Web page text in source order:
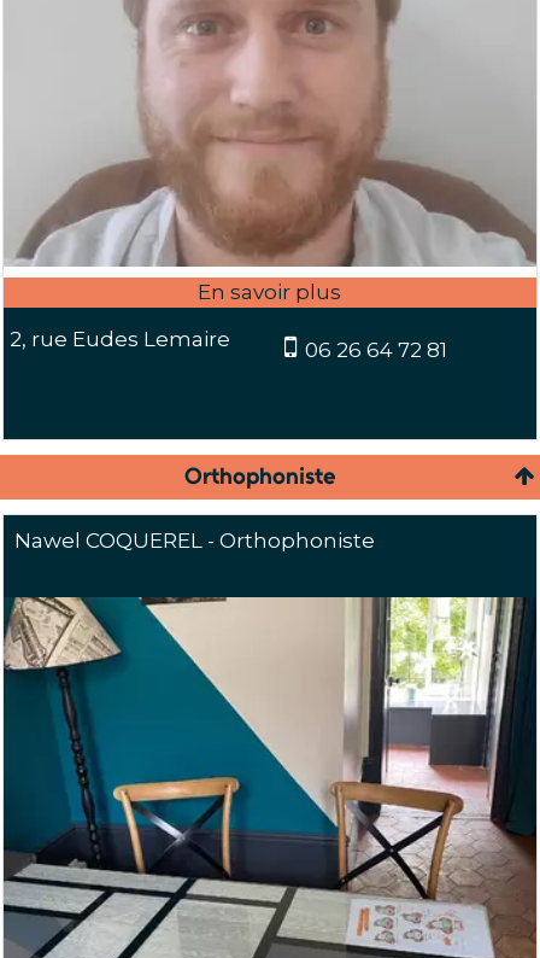
2, rue Eudes Lemaire 06 26 64 72 81
Orthophoniste
Nawel COQUEREL - Orthophoniste